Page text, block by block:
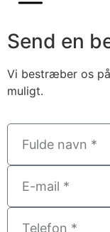
Send en
Vi bestræber os
muligt.